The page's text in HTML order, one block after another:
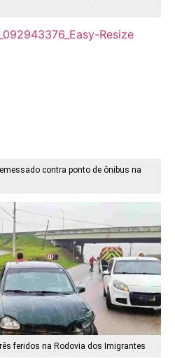
contra ponto de ônibus na
feridos na Rodovia dos Imigrantes